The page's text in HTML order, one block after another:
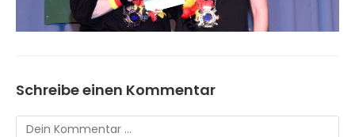
Schreibe einen Kommentar
Kommentar